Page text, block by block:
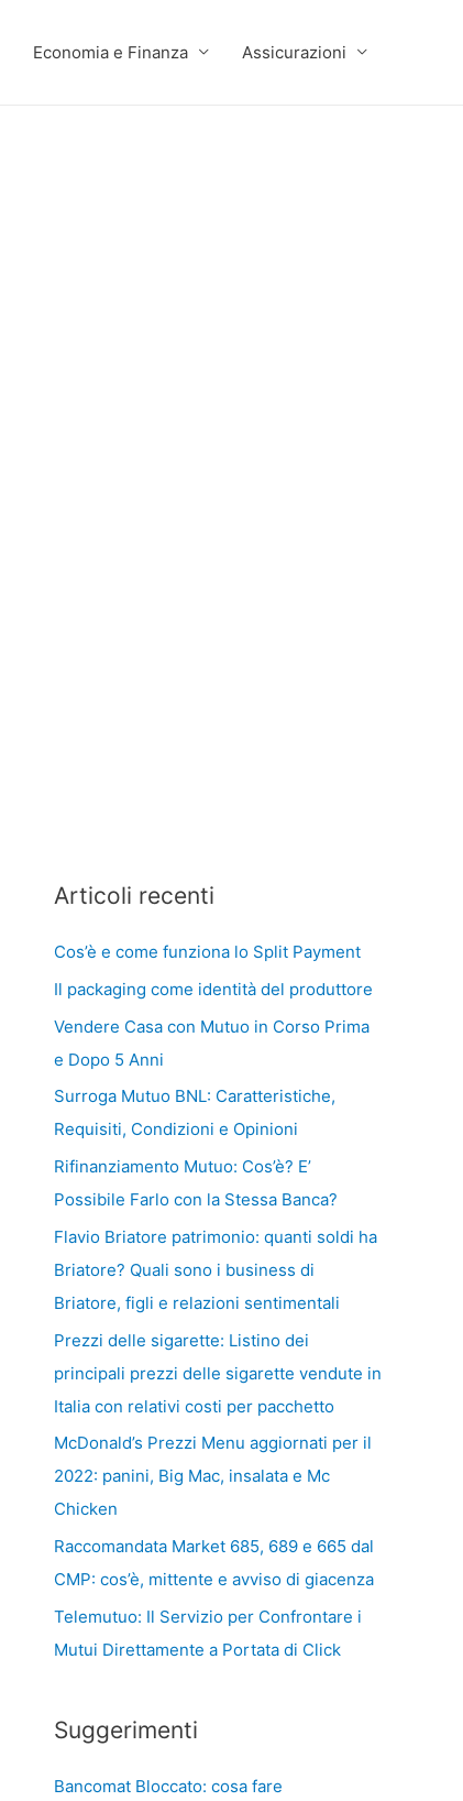
Economia e Finanza Assicurazioni
Articoli recenti
Cos’è e come funziona lo Split Payment
Il packaging come identità del produttore
Vendere Casa con Mutuo in Corso Prima
e Dopo 5 Anni
Surroga Mutuo BNL: Caratteristiche,
Requisiti, Condizioni e Opinioni
Rifinanziamento Mutuo: Cos’è? E’
Possibile Farlo con la Stessa Banca?
Flavio Briatore patrimonio: quanti soldi ha
Briatore? Quali sono i business di
Briatore, figli e relazioni sentimentali
Prezzi delle sigarette: Listino dei
principali prezzi delle sigarette vendute in
Italia con relativi costi per pacchetto
McDonald’s Prezzi Menu aggiornati per il
2022: panini, Big Mac, insalata e Mc
Chicken
Raccomandata Market 685, 689 e 665 dal
CMP: cos’è, mittente e avviso di giacenza
Telemutuo: Il Servizio per Confrontare i
Mutui Direttamente a Portata di Click
Suggerimenti
Bancomat Bloccato: cosa fare